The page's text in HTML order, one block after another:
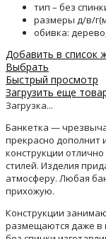
тип – без
размеры д/в/
обивка:
Добавить в список
Выбрать
Быстрый просмотр
Загрузить еще
Загрузка...
Банкетка —
прекрасно дополнит
конструкции
стилей. Изделия
атмосферу. Любая
прихожую.
Конструкции
размещаются даже в